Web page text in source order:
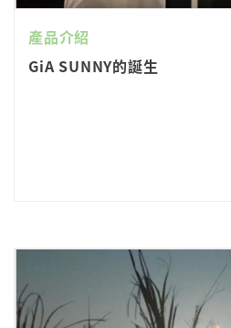
產品介紹
GiA SUNNY的誕生